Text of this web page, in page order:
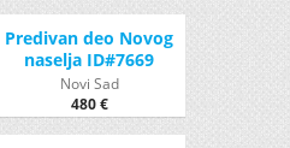
Predivan deo Novog
naselja ID#7669
Novi Sad
480 €